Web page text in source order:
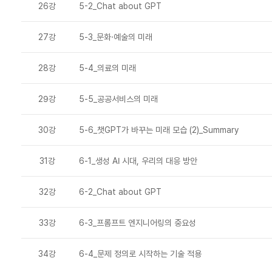
26강 5-2_Chat about GPT
27강 5-3_문화·예술의 미래
28강 5-4_의료의 미래
29강 5-5_공공서비스의 미래
30강 5-6_챗GPT가 바꾸는 미래 모습 (2)_Summary
31강 6-1_생성 AI 시대, 우리의 대응 방안
32강 6-2_Chat about GPT
33강 6-3_프롬프트 엔지니어링의 중요성
34강 6-4_문제 정의로 시작하는 기술 적용